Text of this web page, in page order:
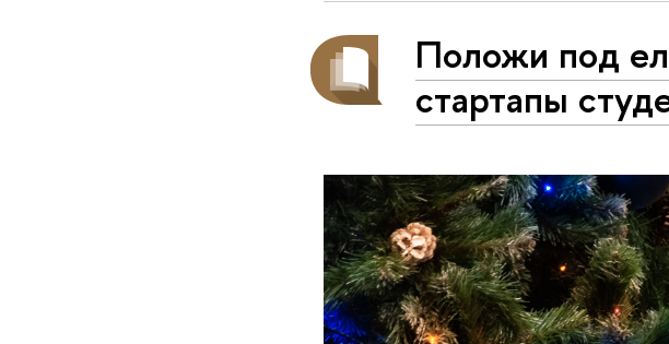
Положи под
стартапы